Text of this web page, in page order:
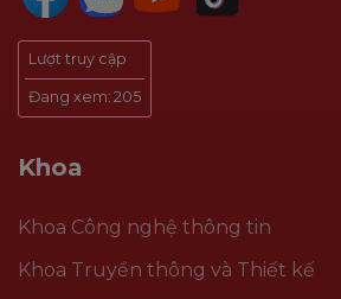
Lượt truy cập
Đang xem: 205
Khoa
Khoa Công nghệ thông tin
Khoa Truyền thông và Thiết kế